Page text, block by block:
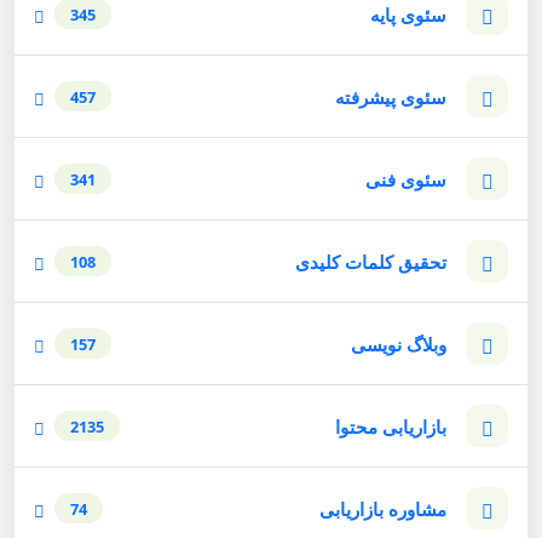
سئوی پایه 345
سئوی پیشرفته 457
سئوی فنی 341
تحقیق کلمات کلیدی 108
وبلاگ نویسی 157
بازاریابی محتوا 2135
مشاوره بازاریابی 74